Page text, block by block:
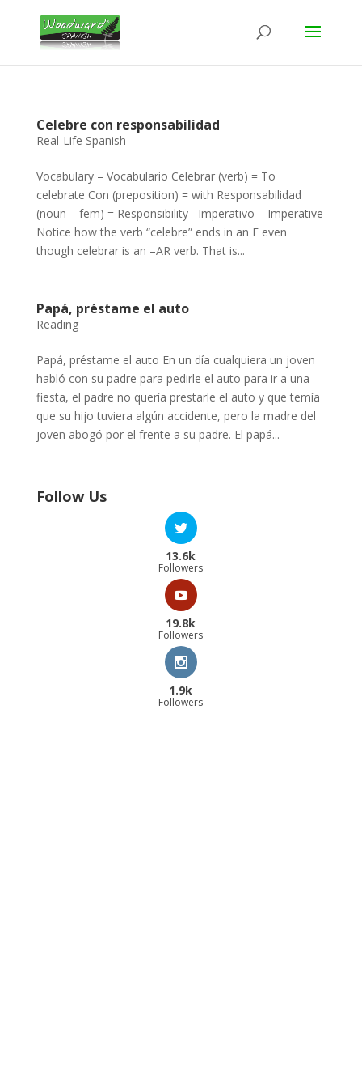
Celebre con responsabilidad
Real-Life Spanish
Vocabulary – Vocabulario Celebrar (verb) = To
celebrate Con (preposition) = with Responsabilidad
(noun – fem) = Responsibility Imperativo – Imperative
Notice how the verb “celebre” ends in an E even
though celebrar is an –AR verb. That is...
Papá, préstame el auto
Reading
Papá, préstame el auto En un día cualquiera un joven
habló con su padre para pedirle el auto para ir a una
fiesta, el padre no quería prestarle el auto y que temía
que su hijo tuviera algún accidente, pero la madre del
joven abogó por el frente a su padre. El papá...
Follow Us
13.6k
Followers
19.8k
Followers
1.9k
Followers